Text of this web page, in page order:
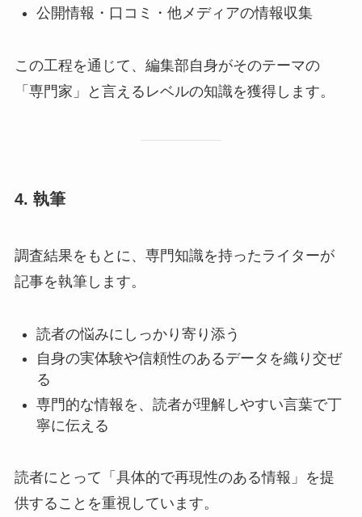
公開情報・口コミ・他メディアの情報収集
この工程を通じて、編集部自身がそのテーマの
「専門家」と言えるレベルの知識を獲得します。
4. 執筆
調査結果をもとに、専門知識を持ったライターが
記事を執筆します。
読者の悩みにしっかり寄り添う
自身の実体験や信頼性のあるデータを織り交ぜ
る
専門的な情報を、読者が理解しやすい言葉で丁
寧に伝える
読者にとって「具体的で再現性のある情報」を提
供することを重視しています。